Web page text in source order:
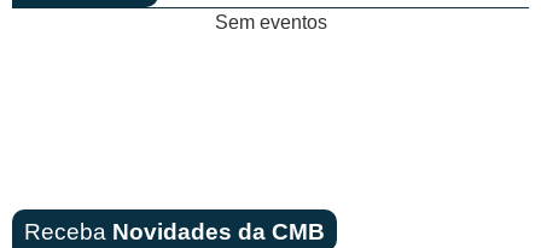
Sem eventos
Receba Novidades da CMB